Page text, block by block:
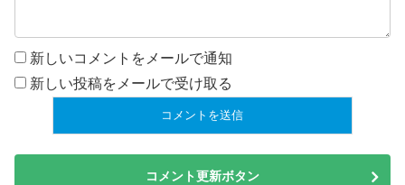
新しいコメントをメールで通知
新しい投稿をメールで受け取る
コメント更新ボタン